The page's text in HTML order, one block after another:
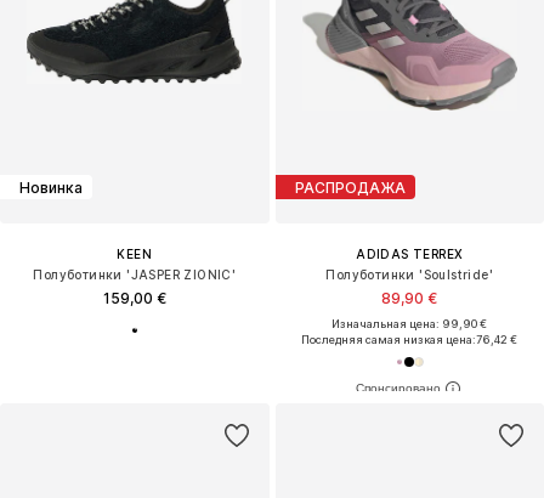
Новинка
KEEN
Полуботинки 'JASPER ZIONIC'
159,00 €
РАСПРОДАЖА
ADIDAS TERREX
Полуботинки 'Soulstride'
89,90 €
Изначальная цена: 99,90 €
Последняя самая низкая цена:76,42 €